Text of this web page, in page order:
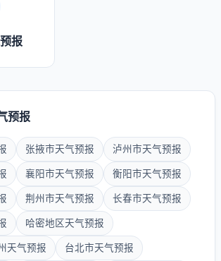
报
预报
张掖市天气预报 泸州市天气预报
襄阳市天气预报 衡阳市天气预报
荆州市天气预报 长春市天气预报
哈密地区天气预报
天气预报 台北市天气预报